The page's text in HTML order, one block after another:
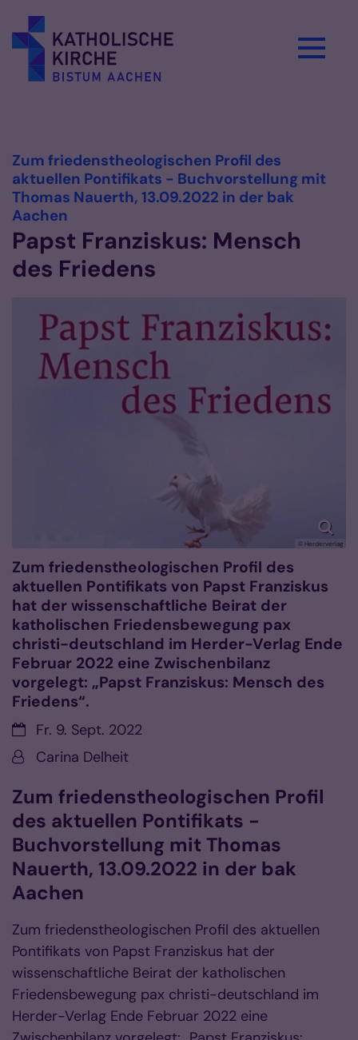
Zum friedenstheologischen Profil des
aktuellen Pontifikats - Buchvorstellung mit
Thomas Nauerth, 13.09.2022 in der bak
Aachen
Papst Franziskus: Mensch
des Friedens
© Herderverlag
Zum friedenstheologischen Profil des
aktuellen Pontifikats von Papst Franziskus
hat der wissenschaftliche Beirat der
katholischen Friedensbewegung pax
christi-deutschland im Herder-Verlag Ende
Februar 2022 eine Zwischenbilanz
vorgelegt: „Papst Franziskus: Mensch des
Friedens“.
Datum:Fr. 9. Sept. 2022
Von:Carina Delheit
Zum friedenstheologischen Profil
des aktuellen Pontifikats -
Buchvorstellung mit Thomas
Nauerth, 13.09.2022 in der bak
Aachen
Zum friedenstheologischen Profil des aktuellen
Pontifikats von Papst Franziskus hat der
wissenschaftliche Beirat der katholischen
Friedensbewegung pax christi-deutschland im
Herder-Verlag Ende Februar 2022 eine